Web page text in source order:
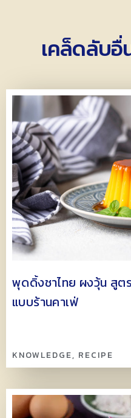
เคล็ดลับอื่
พุดดิ้งชาไทย ผงวุ้น สูต
แบบร้านคาเฟ่
KNOWLEDGE, RECIPE